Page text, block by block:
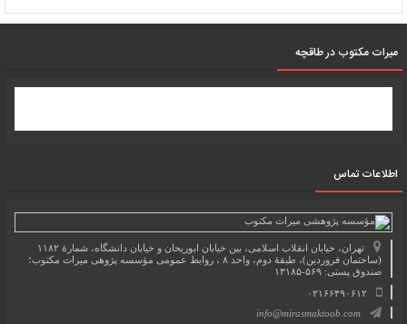
میرات مکتوب در طاقچه
اطلاعات تماس
تهران، خیابان انقلاب اسلامی، بین خیابان ابوریحان و خیابان دانشگاه، شمارۀ ۱۱۸۲
(ساختمان فروردین)، طبقۀ دوم، واحد ۸ ، روابط عمومی مؤسسه پژوهی میراث مکتوب؛
صندوق پستی: ۵۶۹-۱۳۱۸۵
۰۲۱۶۶۴۹۰۶۱۲
info@mirasmaktoob.com